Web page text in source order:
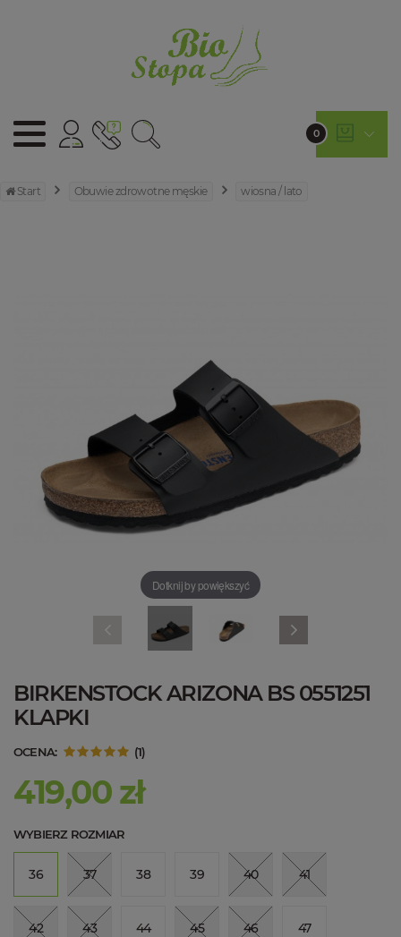
0
Start Obuwie zdrowotne męskie wiosna / lato
Dotknij by powiększyć
BIRKENSTOCK ARIZONA BS 0551251
KLAPKI
OCENA: (1)
419,00 zł
WYBIERZ ROZMIAR
36 37 38 39 40 41
42 43 44 45 46 47